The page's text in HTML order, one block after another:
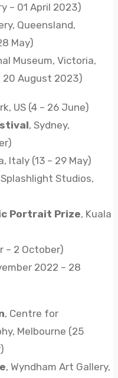
– 01 April 2023)
Queensland,
May)
Museum, Victoria,
August 2023)
US (4 – 26 June)
, Sydney,
Italy (13 – 29 May)
Splashlight Studios,
Portrait Prize, Kuala
– 2 October)
2022 – 28
, Centre for
Melbourne (25
, Wyndham Art Gallery,